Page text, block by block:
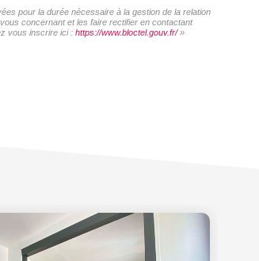
pour la durée nécessaire à la gestion de la relation
concernant et les faire rectifier en contactant
vous inscrire ici : https://www.bloctel.gouv.fr/»